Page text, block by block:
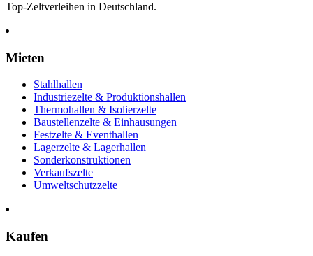
Top-Zeltverleihen in Deutschland.
Mieten
Stahlhallen
Industriezelte & Produktionshallen
Thermohallen & Isolierzelte
Baustellenzelte & Einhausungen
Festzelte & Eventhallen
Lagerzelte & Lagerhallen
Sonderkonstruktionen
Verkaufszelte
Umweltschutzzelte
Kaufen